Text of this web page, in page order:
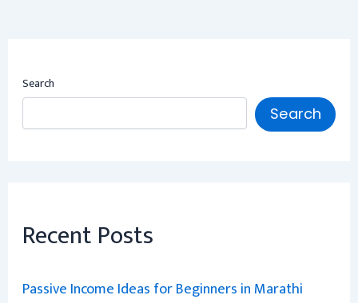
Search
Search
Recent Posts
Passive Income Ideas for Beginners in Marathi